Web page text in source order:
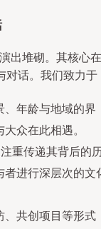
出堆砌。其核心在
对话。我们致力于
、年龄与地域的界
众在此相遇。
注重传递其背后的
者进行深层次的文
、共创项目等形式